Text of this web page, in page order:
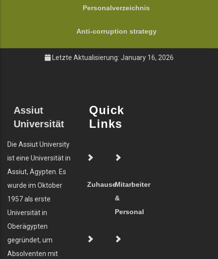
Personalverzeichnis
Anti-corruption strategy
Letzte Aktualisierung: January 16, 2026
Assiut
Universität
Die Assiut University
ist eine Universität in
Assiut, Ägypten. Es
wurde im Oktober
1957 als erste
Universität in
Oberägypten
gegründet, um
Absolventen mit
Quick
Links
ZuhauseMitarbeiter
&
Personal